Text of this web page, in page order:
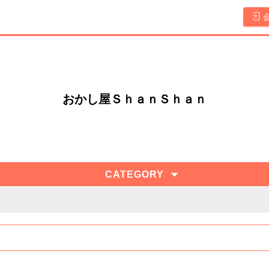
おかし屋ＳｈａｎＳｈａｎ
CATEGORY